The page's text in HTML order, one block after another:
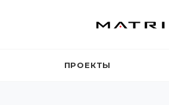
ПРОЕКТЫ